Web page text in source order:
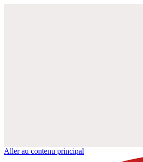
Aller au contenu principal